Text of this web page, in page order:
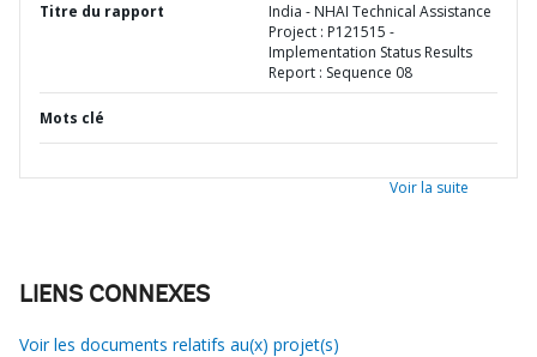
Titre du rapport
India - NHAI Technical Assistance
Project : P121515 -
Implementation Status Results
Report : Sequence 08
Mots clé
Voir la suite
LIENS CONNEXES
Voir les documents relatifs au(x) projet(s)